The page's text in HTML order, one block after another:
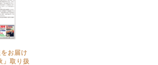
お届け
」取り扱